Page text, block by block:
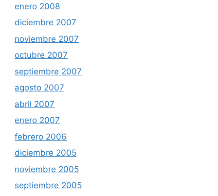
enero 2008
diciembre 2007
noviembre 2007
octubre 2007
septiembre 2007
agosto 2007
abril 2007
enero 2007
febrero 2006
diciembre 2005
noviembre 2005
septiembre 2005